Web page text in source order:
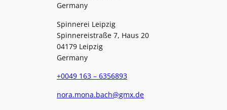
Germany
Spinnerei Leipzig
Spinnereistraße 7, Haus 20
04179 Leipzig
Germany
+0049 163 – 6356893
nora.mona.bach@gmx.de